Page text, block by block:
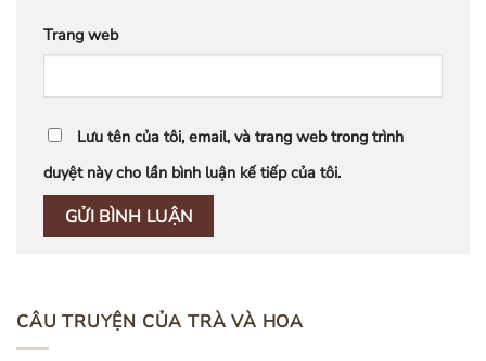
Trang web
Lưu tên của tôi, email, và trang web trong trình
duyệt này cho lần bình luận kế tiếp của tôi.
CÂU TRUYỆN CỦA TRÀ VÀ HOA